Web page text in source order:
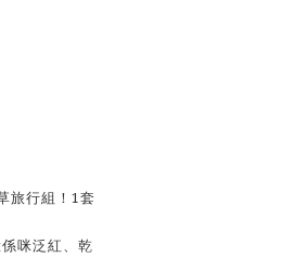
旅行組！1套
咪泛紅、乾